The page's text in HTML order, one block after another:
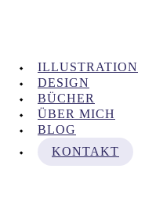
ILLUSTRATION
DESIGN
BÜCHER
ÜBER MICH
BLOG
KONTAKT